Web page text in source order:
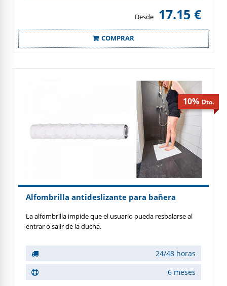
Desde 17.15 €
COMPRAR
Alfombrilla antideslizante para bañera
La alfombrilla impide que el usuario pueda resbalarse al
entrar o salir de la ducha.
24/48 horas
6 meses
10%